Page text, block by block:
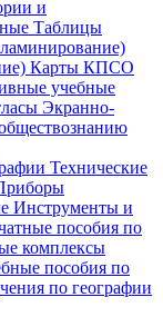
и
Таблицы
Карты КПСО
учебные
Экранно-
Технические
Инструменты и
пособия по
комплексы
пособия по
по географии